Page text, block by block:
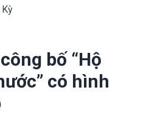
Kỳ
bố “Hộ
có hình